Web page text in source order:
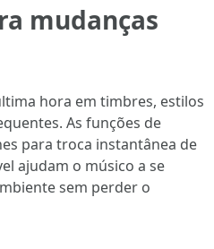
mudanças
hora em timbres, estilos
As funções de
para troca instantânea de
ajudam o músico a se
sem perder o